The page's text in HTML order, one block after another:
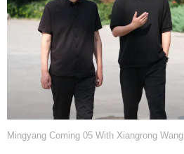
Mingyang Coming 05 With Xiangrong Wang